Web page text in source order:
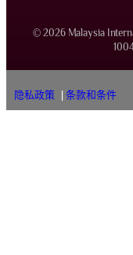
© 2026 Malaysia
隐私政策|条款和条件